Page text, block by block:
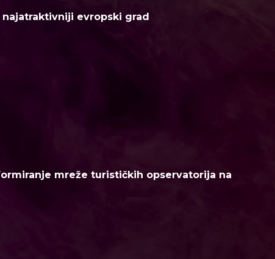
evropski grad
mreže turističkih opservatorija na